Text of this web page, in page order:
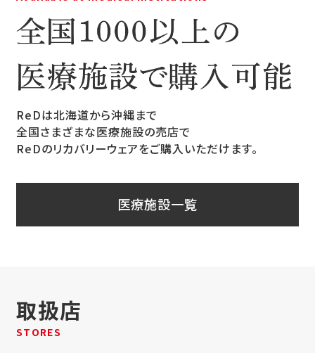
ReDは北海道から沖縄まで
全国さまざまな医療施設の売店で
ReDのリカバリーウェアをご購入いただけます。
医療施設一覧
取扱店
STORES